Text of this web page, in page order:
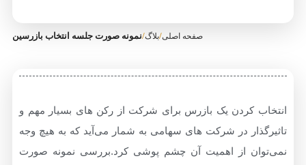
بلاگ/نمونه صورت جلسه انتخاب بازرسین
کردن یک بازرس برای شرکت از رکن های بسیار مهم و
در شرکت های سهامی به شمار می‌آید که به هیچ وجه
از اهمیت آن چشم پوشی کرد.بررسی نمونه صورت